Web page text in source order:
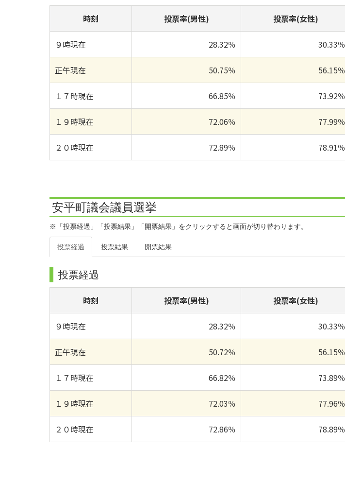
時刻 投票率(男性) 投票率(女性)
９時現在 28.32％ 30.33％
正午現在 50.75％ 56.15％
１７時現在 66.85％ 73.92％
１９時現在 72.06％ 77.99％
２０時現在 72.89％ 78.91％
安平町議会議員選挙
※「投票経過」「投票結果」「開票結果」をクリックすると画面が切り替わります。
投票経過 投票結果 開票結果
投票経過
時刻 投票率(男性) 投票率(女性)
９時現在 28.32％ 30.33％
正午現在 50.72％ 56.15％
１７時現在 66.82％ 73.89％
１９時現在 72.03％ 77.96％
２０時現在 72.86％ 78.89％